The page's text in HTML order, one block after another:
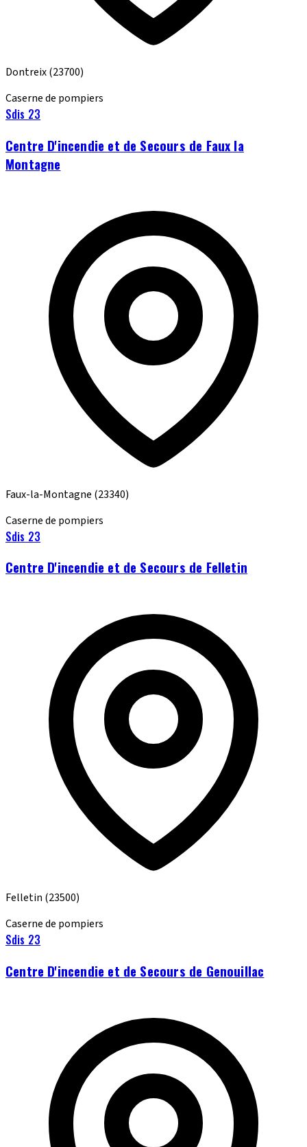
Dontreix(23700)
Caserne de pompiers
Sdis 23
Centre D'incendie et de Secours de Faux la
Montagne
Faux-la-Montagne (23340)
Caserne de pompiers
Sdis 23
Centre D'incendie et de Secours de Felletin
Felletin (23500)
Caserne de pompiers
Sdis 23
Centre D'incendie et de Secours de Genouillac